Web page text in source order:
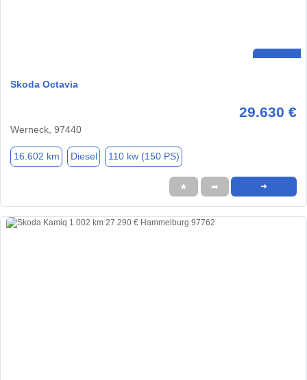
Skoda Octavia
29.630 €
Werneck, 97440
16.602 km Diesel 110 kw (150 PS)
★ ➦ ➜